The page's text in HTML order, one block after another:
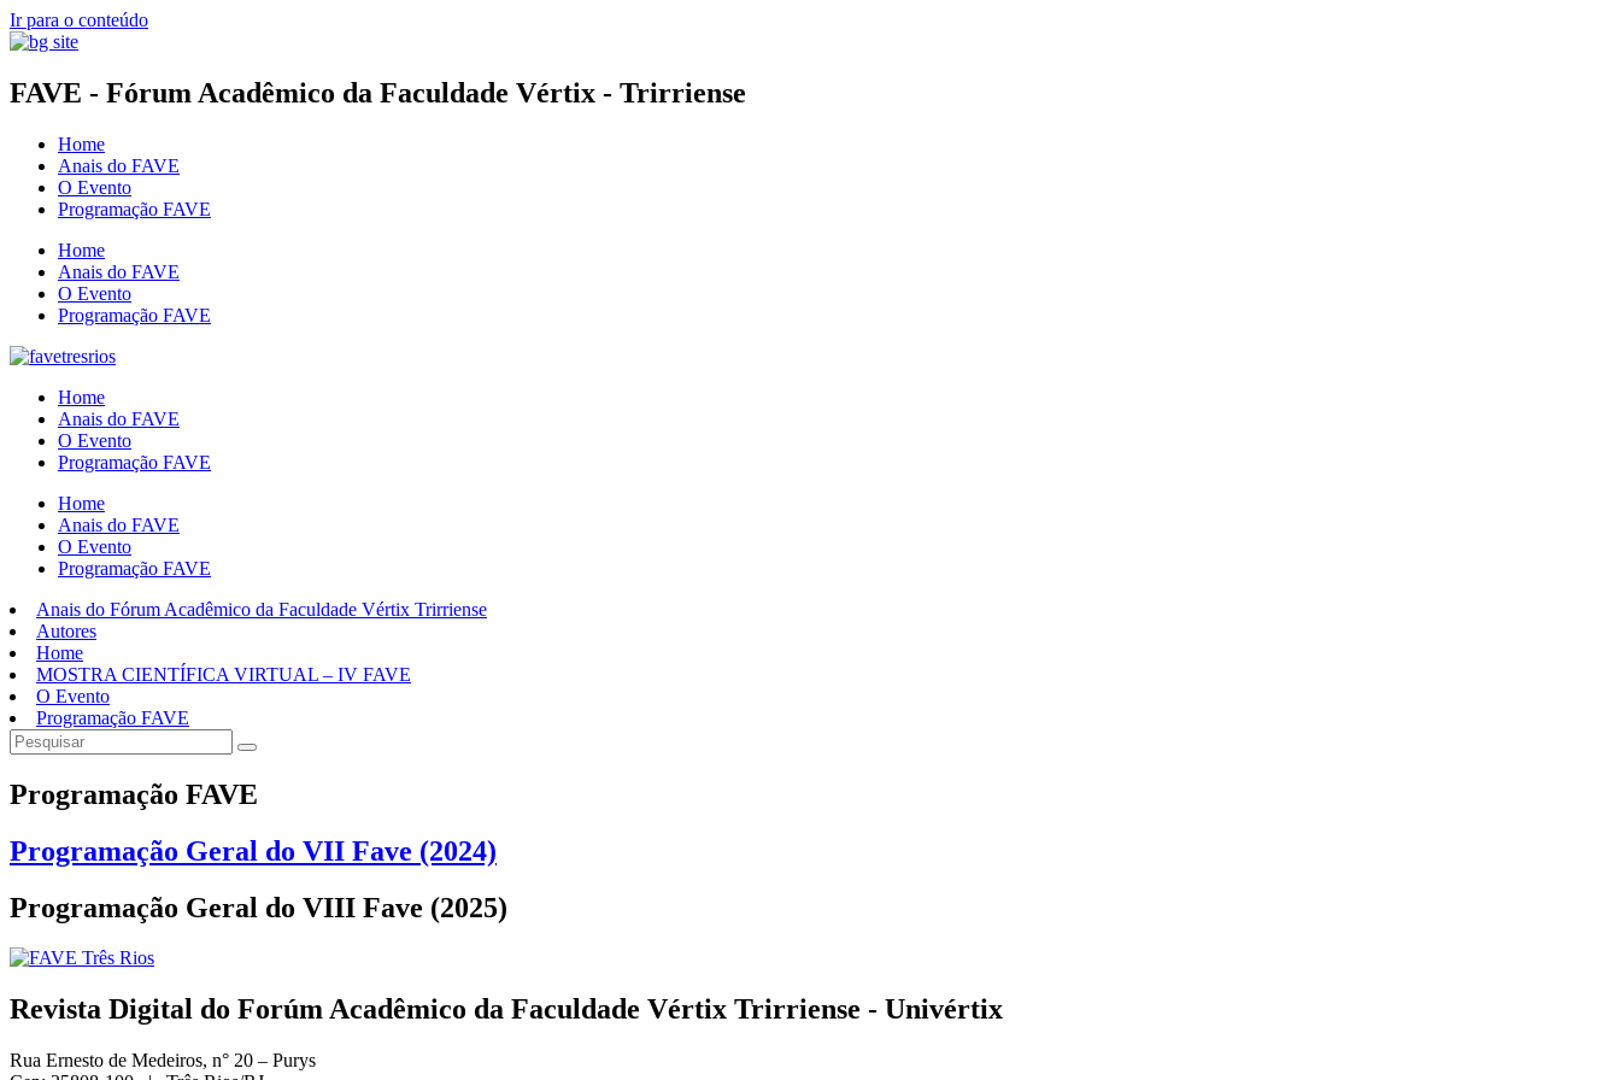
Ir para o conteúdo
FAVE - Fórum Acadêmico da Faculdade Vértix - Trirriense
Home
Anais do FAVE
O Evento
Programação FAVE
Home
Anais do FAVE
O Evento
Programação FAVE
Home
Anais do FAVE
O Evento
Programação FAVE
Home
Anais do FAVE
O Evento
Programação FAVE
Anais do Fórum Acadêmico da Faculdade Vértix Trirriense
Autores
Home
MOSTRA CIENTÍFICA VIRTUAL – IV FAVE
O Evento
Programação FAVE
Programação FAVE
Programação Geral do VII Fave (2024)​
Programação Geral do VIII Fave (2025)​
Revista Digital do Forúm Acadêmico da Faculdade Vértix Trirriense - Univértix
Rua Ernesto de Medeiros, n° 20 – Purys